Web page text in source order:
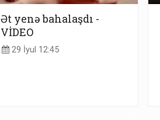
Ət yenə bahalaşdı -
VİDEO
29 İyul 12:45